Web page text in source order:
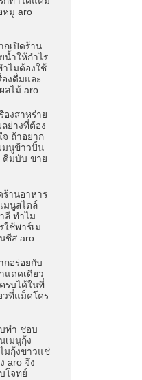
หมู aro
กเปิดร้าน
น้ำให้กำไร
ำไมต้องใช้
องดื่มและ
ลไม้ aro
องสาหร่าย
ลย่างที่ต้อง
จ ถ้าอยาก
มนูข้าวปั้น
คิมบับ ขาย
ร้านอาหาร
มนูสไตล์
ลี ทำไม
ใช้พาร์เม
ชีส aro
กอร่อยกับ
แดดเดียว
รบได้ในที่
วที่แม็คโคร
ทำ ชอบ
เมนูกุ้ง
มกุ้งขาวแช่
aro จึง
โจทย์